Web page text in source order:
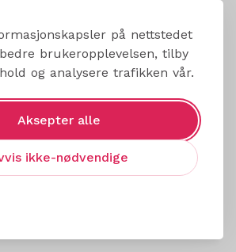
på nettstedet
brukeropplevelsen, tilby
og analysere trafikken vår.
Aksepter alle
ikke-nødvendige